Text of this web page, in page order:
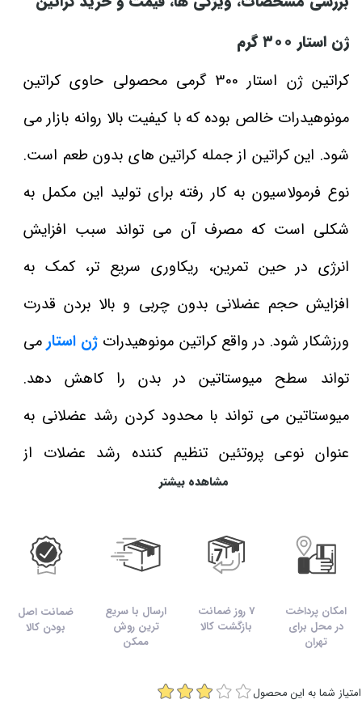
ژن استار ۳۰۰گرم
کراتین ژن استار 300 گرمی محصولی حاوی کراتین
مونوهیدرات خالص بوده که با کیفیت بالا روانه بازار می‌
شود. این کراتین از جمله کراتین‌ های بدون طعم است.
نوع فرمولاسیون به کار رفته برای تولید این مکمل به
شکلی است که مصرف آن می‌ تواند سبب افزایش
انرژی در حین تمرین، ریکاوری سریع‌ تر، کمک به
افزایش حجم عضلانی بدون چربی و بالا بردن قدرت
ورزشکار شود. در واقع کراتین مونوهیدرات ژن استارمی‌
تواند سطح میوستاتین در بدن را کاهش دهد.
میوستاتین می‌ تواند با محدود کردن رشد عضلانی به
عنوان نوعی پروتئین تنظیم کننده رشد عضلات از
هایپرتروفی جلوگیری نماید. هنگامی که کراتین
مهار می‌ شود. به همین علت می‌ توان برای رشد
عضلات با کیفیت روی این اثرگذاری از کراتین حساب
ویژه‌ ای باز کرد.
مشاهده بیشتر
امکان پرداخت
در محل برای
تهران
7 روز ضمانت
بازگشت کالا
ارسال با سریع
ترین روش
ممکن
ضمانت اصل
بودن کالا
امتیاز شما به این محصول